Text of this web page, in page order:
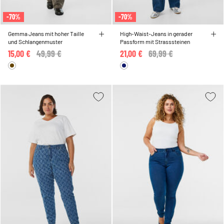
-70%
Gemma Jeans mit hoher Taille
und Schlangenmuster
Price reduced from
49,99 €
15,00 €
-70%
High-Waist-Jeans in gerader
Passform mit Strasssteinen
Price reduced from
69,99 €
21,00 €